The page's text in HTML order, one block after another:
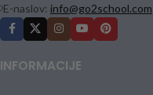
E-naslov: info@go2school.com
INFORMACIJE